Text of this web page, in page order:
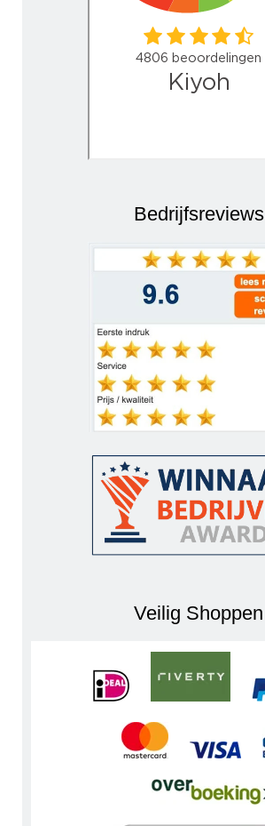
Bedrijfsreviews
Veilig Shoppen